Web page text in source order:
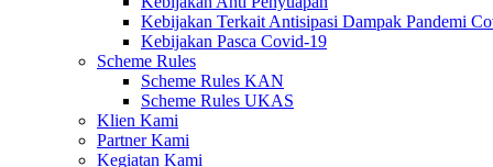
Kebijakan Terkait Antisipasi Dampak Pandemi
Kebijakan Pasca Covid-19
Scheme Rules
Scheme Rules KAN
Scheme Rules UKAS
Klien Kami
Partner Kami
Kegiatan Kami